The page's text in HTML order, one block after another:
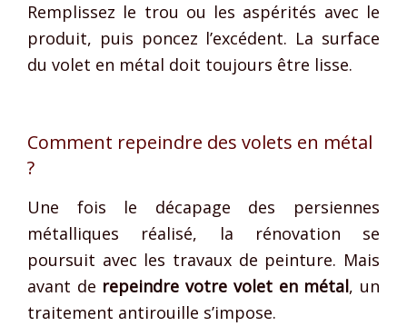
Remplissez le trou ou les aspérités avec le
produit, puis poncez l’excédent. La surface
du volet en métal doit toujours être lisse.
Comment repeindre des volets en métal
?
Une fois le décapage des persiennes
métalliques réalisé, la rénovation se
poursuit avec les travaux de peinture. Mais
avant de repeindre votre volet en métal, un
traitement antirouille s’impose.